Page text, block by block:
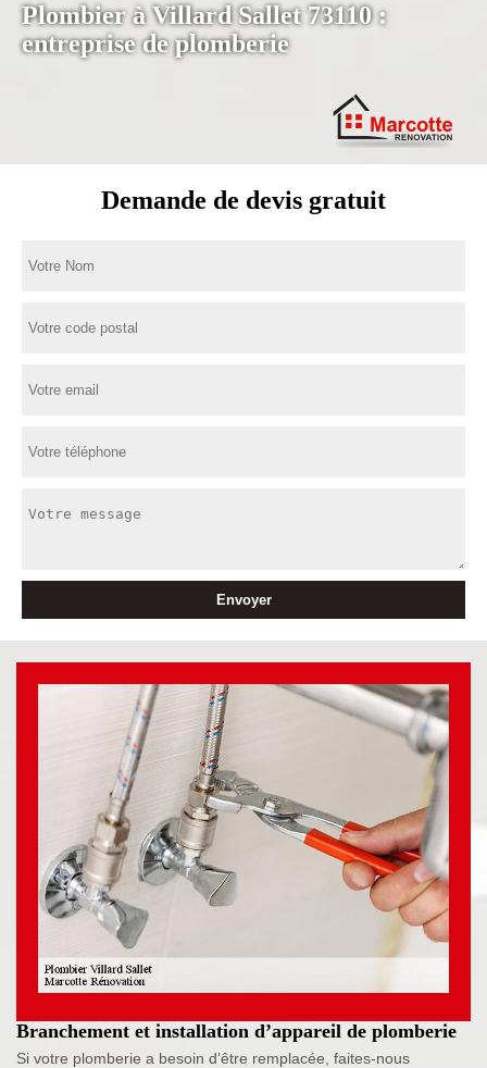
Plombier à Villard Sallet 73110 :
entreprise de plomberie
Demande de devis gratuit
Branchement et installation d’appareil de plomberie
Si votre plomberie a besoin d’être remplacée, faites-nous